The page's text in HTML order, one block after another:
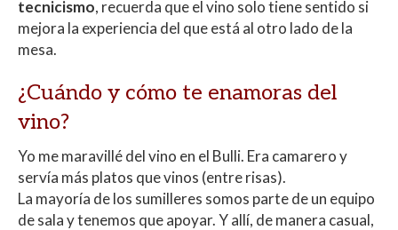
tecnicismo, recuerda que el vino solo tiene sentido si
mejora la experiencia del que está al otro lado de la
mesa.
¿Cuándo y cómo te enamoras del
vino?
Yo me maravillé del vino en el Bulli. Era camarero y
servía más platos que vinos (entre risas).
La mayoría de los sumilleres somos parte de un equipo
de sala y tenemos que apoyar. Y allí, de manera casual,